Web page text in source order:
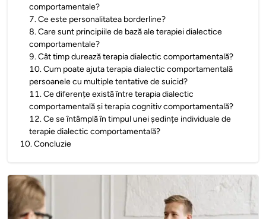
comportamentale?
7.Ce este personalitatea borderline?
8.Care sunt principiile de bază ale terapiei dialectice
comportamentale?
9.Cât timp durează terapia dialectic comportamentală?
10.Cum poate ajuta terapia dialectic comportamentală
persoanele cu multiple tentative de suicid?
11.Ce diferențe există între terapia dialectic
comportamentală și terapia cognitiv comportamentală?
12.Ce se întâmplă în timpul unei ședințe individuale de
terapie dialectic comportamentală?
10.Concluzie